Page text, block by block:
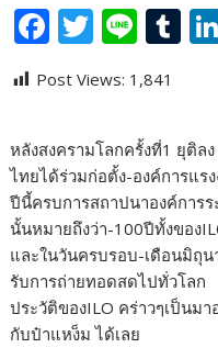
F
e
o
o
k
T
itt
er
Li
e
T
bl
r
Post Views: 1,841
หลังสงครามโลกครั้งที่1 ยุติลง
ไทยได้ร่วมก่อตั้ง-องค์การแร
ปีนี้ครบการสถาปนาองค์การ
นั้นหมายถึงว่า-100ปีทั้งของ
และในวันครบรอบ-เดือนมิถุน
รับการถ่ายทอดสดไปทั่วโลก
ประวัติของILO คร่าวๆเป็นม
กับป๋าแหง็ม ได้เลย